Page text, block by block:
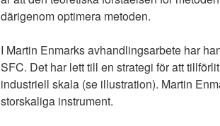
därigenom optimera metoden.
I Martin Enmarks avhandlingsarbete har
SFC. Det har lett till en strategi för att
industriell skala (se illustration). Martin
storskaliga instrument.